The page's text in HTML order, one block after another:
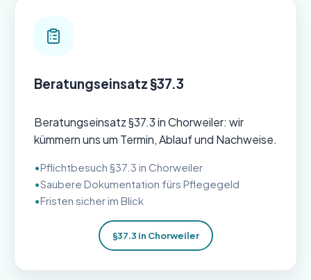
Beratungseinsatz §37.3
Beratungseinsatz §37.3 in Chorweiler: wir
kümmern uns um Termin, Ablauf und Nachweise.
Pflichtbesuch §37.3 in Chorweiler
Saubere Dokumentation fürs Pflegegeld
Fristen sicher im Blick
§37.3 in Chorweiler